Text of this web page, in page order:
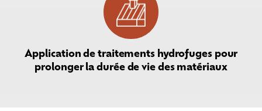
Application de traitements hydrofuges pour
prolonger la durée de vie des matériaux